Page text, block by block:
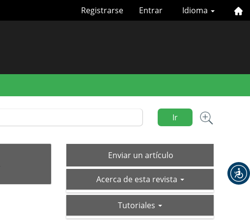
Idioma
Registrarse Entrar
Ir
Enviar
un
artículo
Enviar un artículo
acerca-Acerca de esta revista
Tutoriales